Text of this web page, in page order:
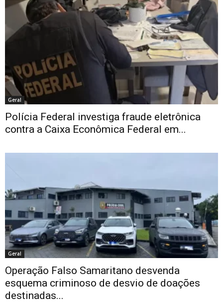
Geral
Polícia Federal investiga fraude eletrônica
contra a Caixa Econômica Federal em...
Geral
Operação Falso Samaritano desvenda
esquema criminoso de desvio de doações
destinadas...